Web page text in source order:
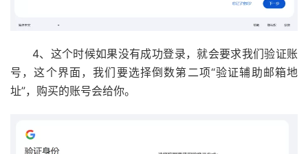
4、这个时候如果没有成功登录，就会要求我们验证账
号，这个界面，我们要选择倒数第二项“验证辅助邮箱地
址”，购买的账号会给你。